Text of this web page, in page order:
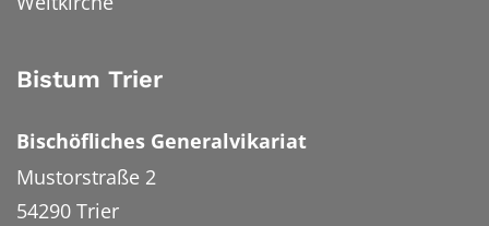
Bistum Trier
Bischöfliches Generalvikariat
Mustorstraße 2
54290 Trier